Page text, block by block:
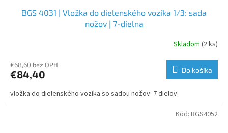
BGS 4031 | Vložka do dielenského vozíka 1/3: sada
nožov | 7-dielna
Skladom (2 ks)
€68,60 bez DPH
€84,40 Do košíka
vložka do dielenského vozíka so sadou nožov 7 dielov
Kód: BGS4052